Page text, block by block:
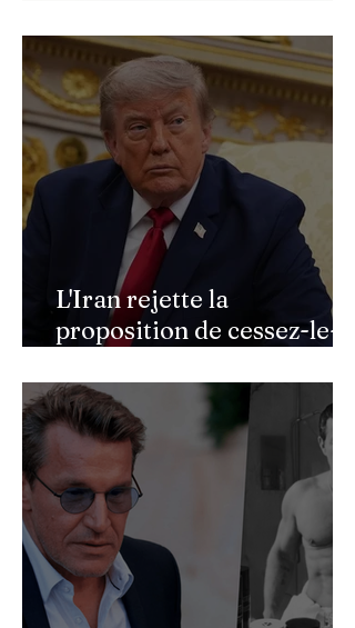
militaire à l'automne
L'Iran rejette la
proposition de cessez-le-